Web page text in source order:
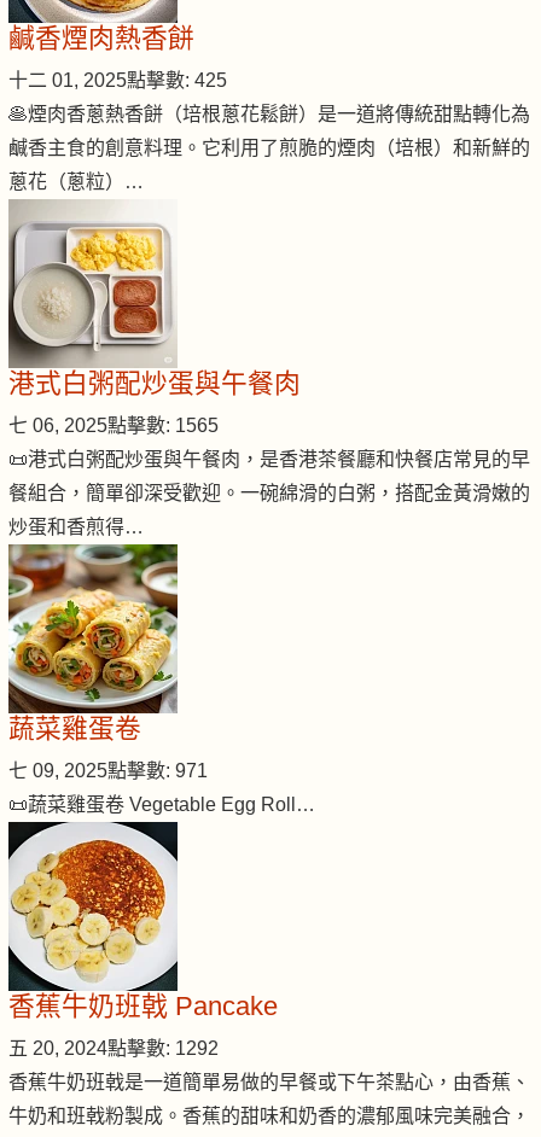
鹹香煙肉熱香餅
十二 01, 2025點擊數: 425
🥞煙肉香蔥熱香餅（培根蔥花鬆餅）是一道將傳統甜點轉化為
鹹香主食的創意料理。它利用了煎脆的煙肉（培根）和新鮮的
蔥花（蔥粒）…
港式白粥配炒蛋與午餐肉
七 06, 2025點擊數: 1565
📜港式白粥配炒蛋與午餐肉，是香港茶餐廳和快餐店常見的早
餐組合，簡單卻深受歡迎。一碗綿滑的白粥，搭配金黃滑嫩的
炒蛋和香煎得…
蔬菜雞蛋卷
七 09, 2025點擊數: 971
📜蔬菜雞蛋卷 Vegetable Egg Roll…
香蕉牛奶班戟 Pancake
五 20, 2024點擊數: 1292
香蕉牛奶班戟是一道簡單易做的早餐或下午茶點心，由香蕉、
牛奶和班戟粉製成。香蕉的甜味和奶香的濃郁風味完美融合，